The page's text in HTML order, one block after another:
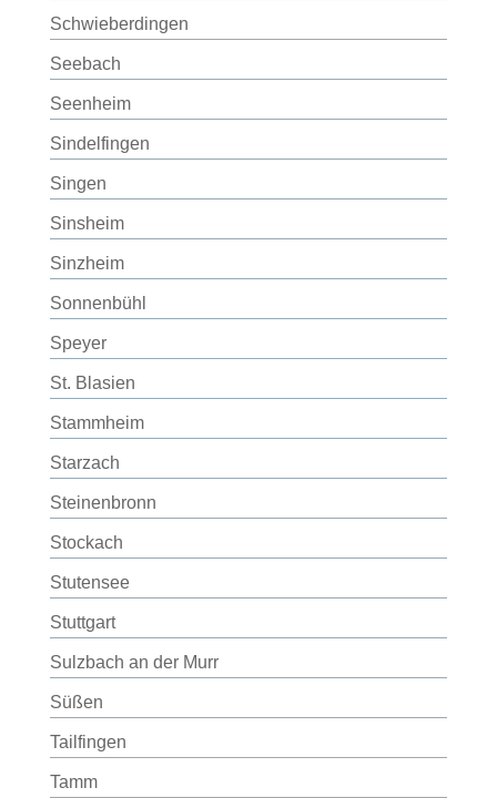
Schwieberdingen
Seebach
Seenheim
Sindelfingen
Singen
Sinsheim
Sinzheim
Sonnenbühl
Speyer
St. Blasien
Stammheim
Starzach
Steinenbronn
Stockach
Stutensee
Stuttgart
Sulzbach an der Murr
Süßen
Tailfingen
Tamm